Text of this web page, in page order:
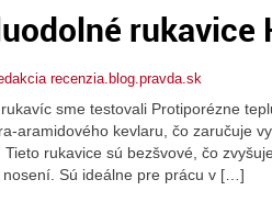
rukavice
recenzia.blog.pravda.sk
sme testovali Protiporézne
aramidového kevlaru, čo zaručuje
rukavice sú bezšvové, čo
Sú ideálne pre prácu v […]